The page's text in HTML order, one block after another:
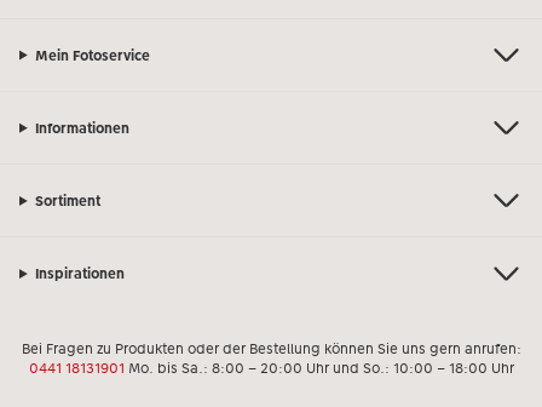
Mein Fotoservice
Informationen
Sortiment
Inspirationen
Bei Fragen zu Produkten oder der Bestellung können Sie uns gern anrufen:
0441 18131901 Mo. bis Sa.: 8:00 – 20:00 Uhr und So.: 10:00 – 18:00 Uhr